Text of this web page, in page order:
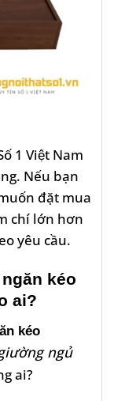
1 Việt Nam
Nếu bạn
đặt mua
chí lớn hơn
yêu cầu.
kéo
ai?
kéo
ngủ
ai?